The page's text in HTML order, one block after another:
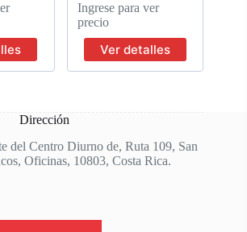
Ingrese para ver
precio
Ver detalles
Dirección
del Centro Diurno de, Ruta 109, San
Oficinas, 10803, Costa Rica.